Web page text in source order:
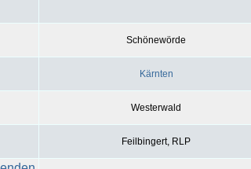
Schönewörde
Kärnten
Westerwald
Feilbingert, RLP